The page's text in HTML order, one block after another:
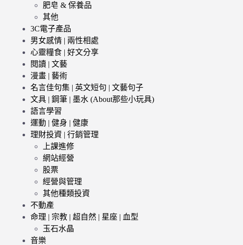
肥皂 & 保養品
其他
3C電子產品
男女感情 | 兩性相處
心靈糧食 | 好文分享
閱讀 | 文藝
漫畫 | 藝術
名言佳句集 | 英文短句 | 文藝句子
文具 | 鋼筆 | 墨水 (About那些小玩具)
語言學習
運動 | 健身 | 健康
理財投資 | 行銷管理
上課進修
網站經營
股票
經營與管理
其他種類投資
不動產
命理 | 宗教 | 超自然 | 星座 | 血型
玉石水晶
音樂